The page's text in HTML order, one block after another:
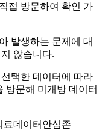
접 방문하여 확인 가
발생하는 문제에 대
않습니다.
택한 데이터에 따라
방문해 미개방 데이터
료데이터안심존